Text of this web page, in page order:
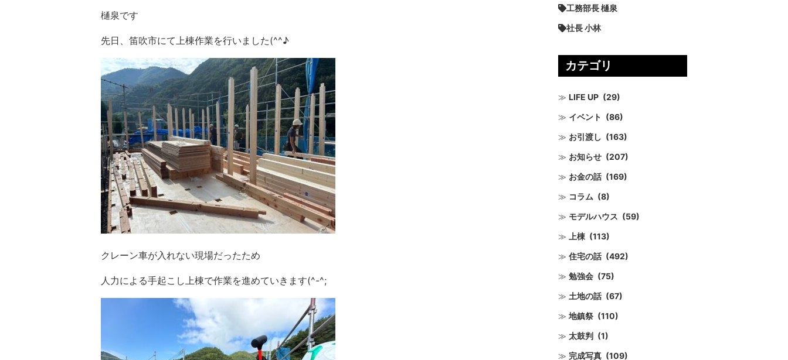
樋泉です
先日、笛吹市にて上棟作業を行いました(^^♪
クレーン車が入れない現場だったため
人力による手起こし上棟で作業を進めていきます(^-^;
工務部長 樋泉
社長 小林
カテゴリ
LIFE UP (29)
イベント (86)
お引渡し (163)
お知らせ (207)
お金の話 (169)
コラム (8)
モデルハウス (59)
上棟 (113)
住宅の話 (492)
勉強会 (75)
土地の話 (67)
地鎮祭 (110)
太鼓判 (1)
完成写真 (109)